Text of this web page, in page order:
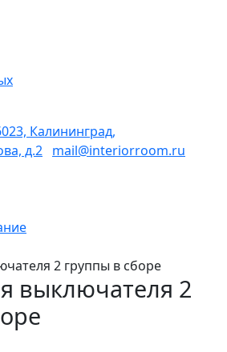
Калининград,
д.2 mail@interiorroom.ru
2 группы в сборе
выключателя 2